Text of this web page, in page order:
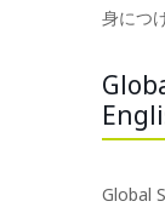
身につ
Global